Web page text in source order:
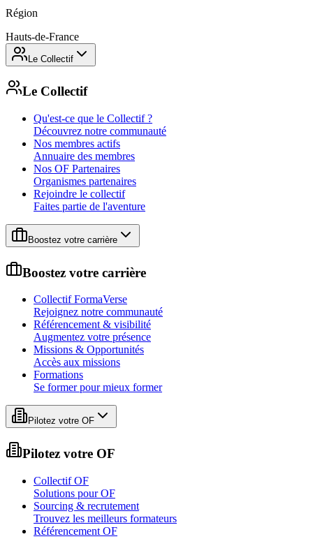
Région
Hauts-de-France
Le Collectif
Le Collectif
Qu'est-ce que le Collectif ?
Découvrez notre communauté
Nos membres actifs
Annuaire des membres
Nos OF Partenaires
Organismes partenaires
Rejoindre le collectif
Faites partie de l'aventure
Boostez votre carrière
Boostez votre carrière
Collectif FormaVerse
Rejoignez notre communauté
Référencement & visibilité
Augmentez votre présence
Missions & Opportunités
Accès aux missions
Formations
Se former pour mieux former
Pilotez votre OF
Pilotez votre OF
Collectif OF
Solutions pour OF
Sourcing & recrutement
Trouvez les meilleurs formateurs
Référencement OF